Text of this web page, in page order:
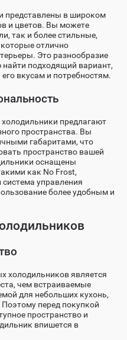
представлены в широком
и цветов. Вы можете
так и более стильные,
отлично
Это разнообразие
подходящий вариант,
вкусам и потребностям.
предлагают
пространства. Вы
габаритами, что
пространство вашей
оснащены
как No Frost,
управления
более удобным и
холодильников является
чем встраиваемые
для небольших кухонь,
перед покупкой
пространство и
впишется в